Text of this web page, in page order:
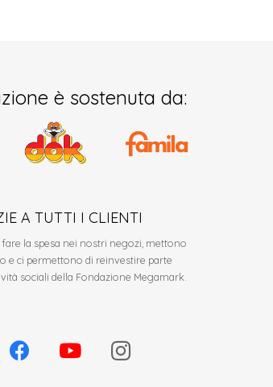
è sostenuta da:
A TUTTI I CLIENTI
fare la spesa nei nostri negozi, mettono
e ci permettono di reinvestire parte
sociali della Fondazione Megamark.